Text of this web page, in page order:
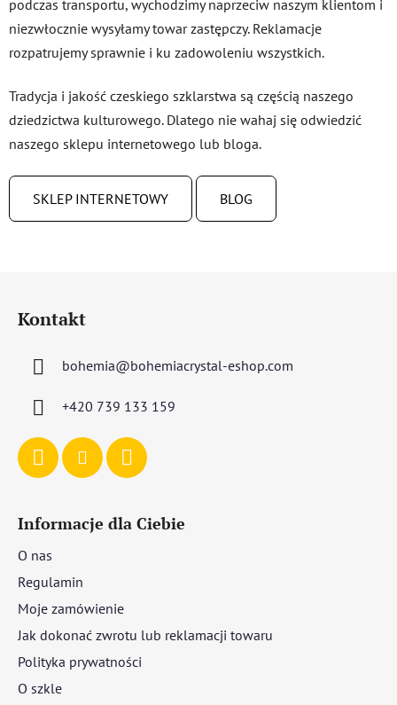
podczas transportu, wychodzimy naprzeciw naszym klientom i
niezwłocznie wysyłamy towar zastępczy. Reklamacje
rozpatrujemy sprawnie i ku zadowoleniu wszystkich.
Tradycja i jakość czeskiego szklarstwa są częścią naszego
dziedzictwa kulturowego. Dlatego nie wahaj się odwiedzić
naszego sklepu internetowego lub bloga.
SKLEP INTERNETOWY BLOG
Kontakt
bohemia@bohemiacrystal-eshop.com
+420 739 133 159
Informacje dla Ciebie
O nas
Regulamin
Moje zamówienie
Jak dokonać zwrotu lub reklamacji towaru
Polityka prywatności
O szkle